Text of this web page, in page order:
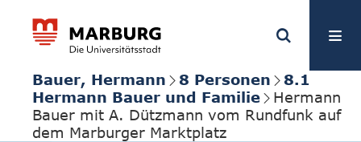
Bauer, Hermann 8 Personen
8.1
Hermann Bauer und Familie
Hermann
Bauer mit A. Dützmann vom Rundfunk auf
dem Marburger Marktplatz